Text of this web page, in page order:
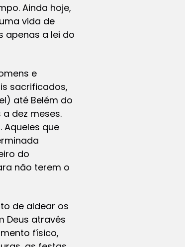
Ainda hoje,
vida de
apenas a lei do
e
sacrificados,
até Belém do
dez meses.
que
do
não terem o
de aldear os
Deus através
físico,